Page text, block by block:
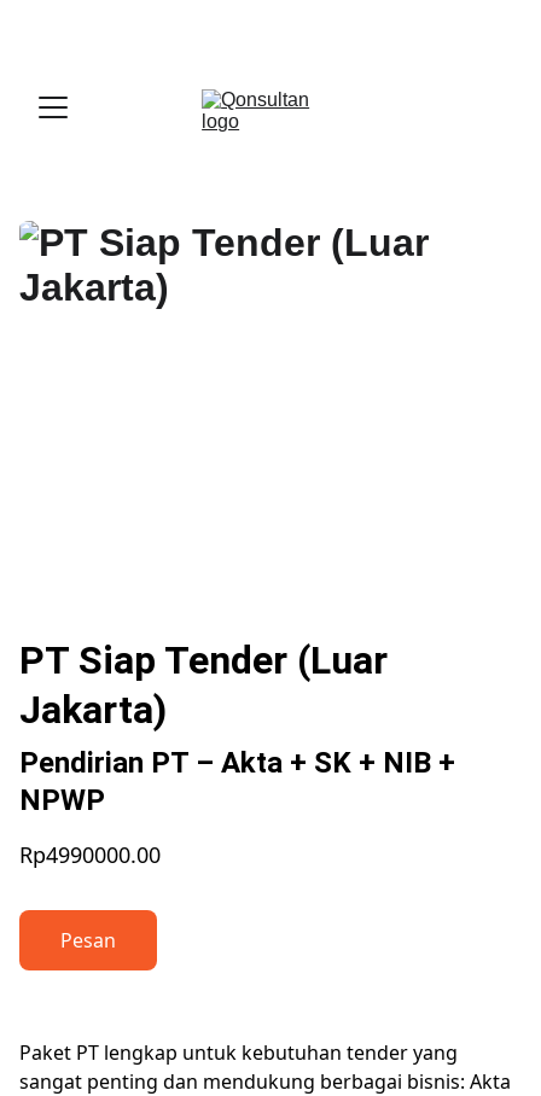
PT Siap Tender (Luar
Jakarta)
Pendirian PT – Akta + SK + NIB +
NPWP
Rp4990000.00
Pesan
Paket PT lengkap untuk kebutuhan tender yang
sangat penting dan mendukung berbagai bisnis: Akta